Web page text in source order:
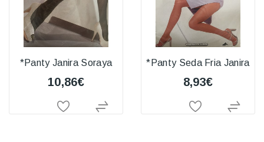
*Panty Janira Soraya
10,86€
*Panty Seda Fria Janira
8,93€